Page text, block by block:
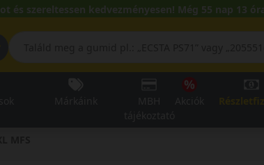
és szereltessen kedvezményesen! Még 55 nap 13